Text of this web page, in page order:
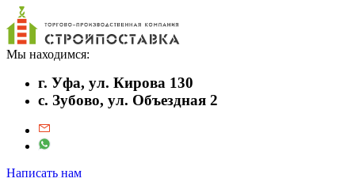
Мы находимся:
г. Уфа, ул. Кирова 130
с. Зубово, ул. Объездная 2
Написать нам